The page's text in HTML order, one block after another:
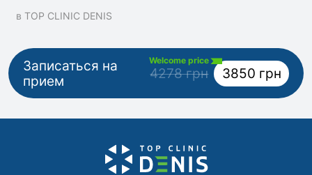
в TOP CLINIC DENIS
Записаться на
прием
Welcome price
4278 грн 3850 грн